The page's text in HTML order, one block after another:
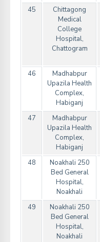
45
Chittagong
Medical
College
Hospital,
Chattogram
46
Madhabpur
Upazila Health
Complex,
Habiganj
47
Madhabpur
Upazila Health
Complex,
Habiganj
48
Noakhali 250
Bed General
Hospital,
Noakhali
49
Noakhali 250
Bed General
Hospital,
Noakhali